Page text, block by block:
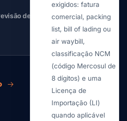
de roteamento
exigidos: fatura
comercial, packing
list, bill of lading ou
air waybill,
classificação NCM
(código Mercosul de
8 dígitos) e uma
Licença de
Importação (LI)
quando aplicável